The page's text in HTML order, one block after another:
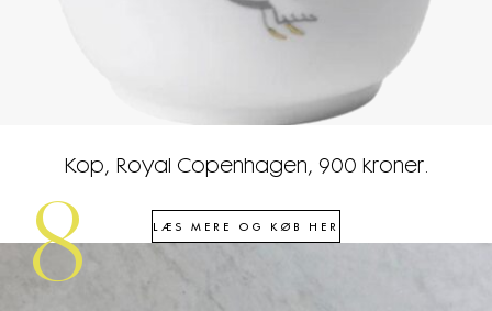
Kop, Royal Copenhagen, 900 kroner.
LÆS MERE OG KØB HER
8